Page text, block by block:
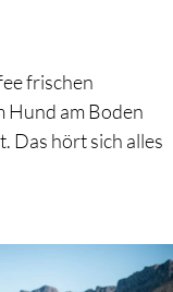
frischen
Hund am Boden
Das hört sich alles